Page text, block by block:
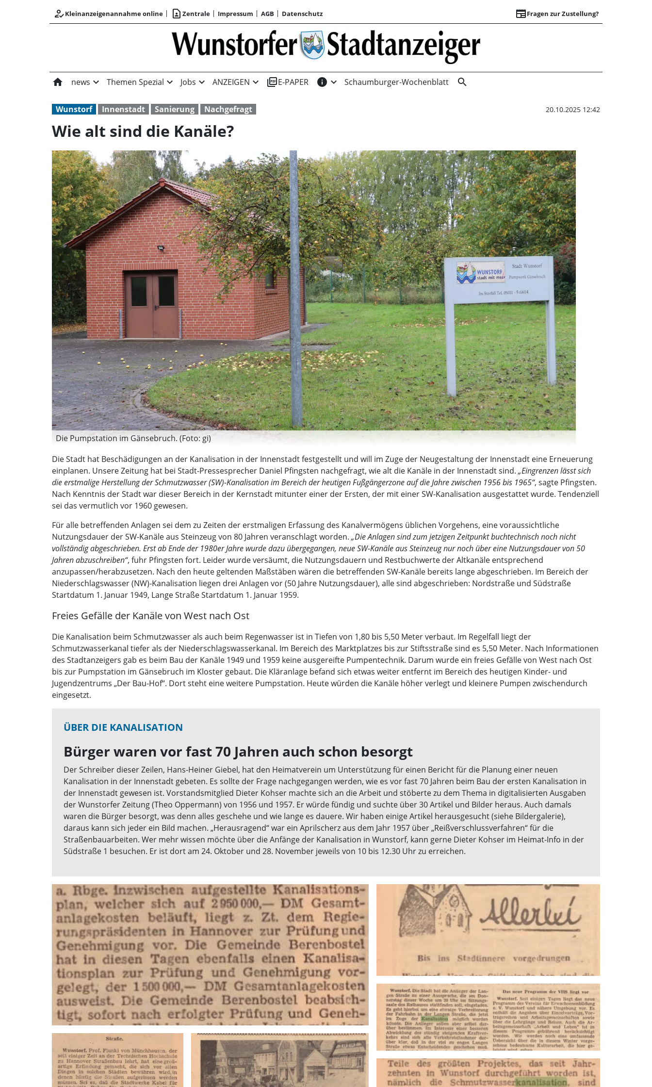
how_to_regKleinanzeigenannahme online contact_page Zentrale Impressum AGB Datenschutz newspaperFragen zur Zustellung?
Wie alt sind die
home news expand_more Themen Spezial expand_more Jobs expand_more ANZEIGEN expand_more picture_as_pdfE-PAPER info expand_more Schaumburger-Wochenblatt search
Wunstorf Innenstadt Sanierung Nachgefragt 20.10.2025 12:42
Wie alt sind die Kanäle?
Die Pumpstation im Gänsebruch. (Foto: gi)
Die Stadt hat Beschädigungen an der Kanalisation in der Innenstadt festgestellt und will im Zuge der Neugestaltung der Innenstadt eine Erneuerung
einplanen. Unsere Zeitung hat bei Stadt-Pressesprecher Daniel Pfingsten nachgefragt, wie alt die Kanäle in der Innenstadt sind. „Eingrenzen lässt sich
die erstmalige Herstellung der Schmutzwasser (SW)-Kanalisation im Bereich der heutigen Fußgängerzone auf die Jahre zwischen 1956 bis 1965“, sagte Pfingsten.
Nach Kenntnis der Stadt war dieser Bereich in der Kernstadt mitunter einer der Ersten, der mit einer SW-Kanalisation ausgestattet wurde. Tendenziell
sei das vermutlich vor 1960 gewesen.
Für alle betreffenden Anlagen sei dem zu Zeiten der erstmaligen Erfassung des Kanalvermögens üblichen Vorgehens, eine voraussichtliche
Nutzungsdauer der SW-Kanäle aus Steinzeug von 80 Jahren veranschlagt worden. „Die Anlagen sind zum jetzigen Zeitpunkt buchtechnisch noch nicht
vollständig abgeschrieben. Erst ab Ende der 1980er Jahre wurde dazu übergegangen, neue SW-Kanäle aus Steinzeug nur noch über eine Nutzungsdauer von 50
Jahren abzuschreiben“, fuhr Pfingsten fort. Leider wurde versäumt, die Nutzungsdauern und Restbuchwerte der Altkanäle entsprechend
anzupassen/herabzusetzen. Nach den heute geltenden Maßstäben wären die betreffenden SW-Kanäle bereits lange abgeschrieben. Im Bereich der
Niederschlagswasser (NW)-Kanalisation liegen drei Anlagen vor (50 Jahre Nutzungsdauer), alle sind abgeschrieben: Nordstraße und Südstraße
Startdatum 1. Januar 1949, Lange Straße Startdatum 1. Januar 1959.
Freies Gefälle der Kanäle von West nach Ost
Die Kanalisation beim Schmutzwasser als auch beim Regenwasser ist in Tiefen von 1,80 bis 5,50 Meter verbaut. Im Regelfall liegt der
Schmutzwasserkanal tiefer als der Niederschlagswasserkanal. Im Bereich des Marktplatzes bis zur Stiftsstraße sind es 5,50 Meter. Nach Informationen
des Stadtanzeigers gab es beim Bau der Kanäle 1949 und 1959 keine ausgereifte Pumpentechnik. Darum wurde ein freies Gefälle von West nach Ost
bis zur Pumpstation im Gänsebruch im Kloster gebaut. Die Kläranlage befand sich etwas weiter entfernt im Bereich des heutigen Kinder- und
Jugendzentrums „Der Bau-Hof“. Dort steht eine weitere Pumpstation. Heute würden die Kanäle höher verlegt und kleinere Pumpen zwischendurch
eingesetzt.
ÜBER DIE KANALISATION
Bürger waren vor fast 70 Jahren auch schon besorgt
Der Schreiber dieser Zeilen, Hans-Heiner Giebel, hat den Heimatverein um Unterstützung für einen Bericht für die Planung einer neuen
Kanalisation in der Innenstadt gebeten. Es sollte der Frage nachgegangen werden, wie es vor fast 70 Jahren beim Bau der ersten Kanalisation in
der Innenstadt gewesen ist. Vorstandsmitglied Dieter Kohser machte sich an die Arbeit und stöberte zu dem Thema in digitalisierten Ausgaben
der Wunstorfer Zeitung (Theo Oppermann) von 1956 und 1957. Er würde fündig und suchte über 30 Artikel und Bilder heraus. Auch damals
waren die Bürger besorgt, was denn alles geschehe und wie lange es dauere. Wir haben einige Artikel herausgesucht (siehe Bildergalerie),
daraus kann sich jeder ein Bild machen. „Herausragend“ war ein Aprilscherz aus dem Jahr 1957 über „Reißverschlussverfahren“ für die
Straßenbauarbeiten. Wer mehr wissen möchte über die Anfänge der Kanalisation in Wunstorf, kann gerne Dieter Kohser im Heimat-Info in der
Südstraße 1 besuchen. Er ist dort am 24. Oktober und 28. November jeweils von 10 bis 12.30 Uhr zu erreichen.